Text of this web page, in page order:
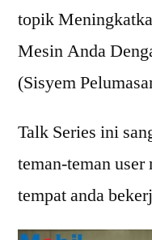
topik
Mesin Anda
(Sisyem
Talk Series ini
teman-teman
tempat anda